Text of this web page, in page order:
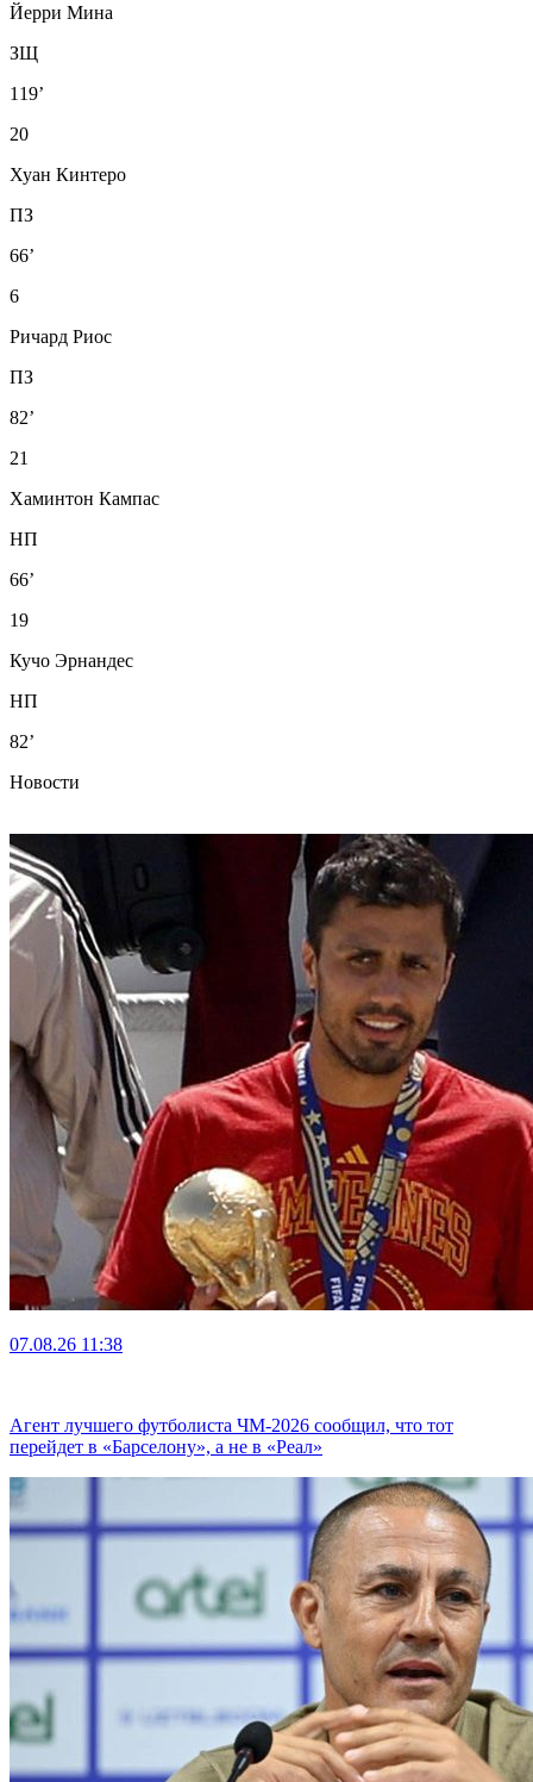
Йерри Мина
ЗЩ
119’
20
Хуан Кинтеро
ПЗ
66’
6
Ричард Риос
ПЗ
82’
21
Хаминтон Кампас
НП
66’
19
Кучо Эрнандес
НП
82’
Новости
07.08.26 11:38
Агент лучшего футболиста ЧМ-2026 cообщил, что тот
перейдет в «Барселону», а не в «Реал»